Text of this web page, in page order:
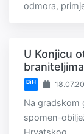
odmora,
U Konjicu
BiH
Na gradskom
spomen-